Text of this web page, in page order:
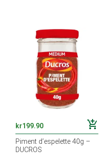
kr199.90 add_shopping_cart
Piment d’espelette 40g –
DUCROS